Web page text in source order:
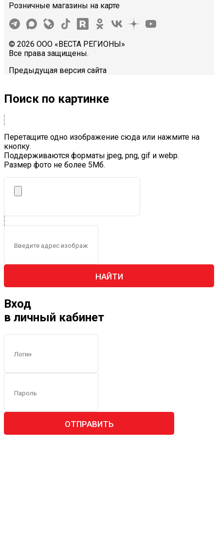
Розничные магазины на карте
© 2026 ООО «ВЕСТА РЕГИОНЫ»
Все права защищены.
Предыдущая версия сайта
Поиск по картинке
Перетащите одно изображение сюда или нажмите на
кнопку.
Поддерживаются форматы jpeg, png, gif и webp.
Размер фото не более 5Mб.
НАЙТИ
Вход
в личный кабинет
ОТПРАВИТЬ